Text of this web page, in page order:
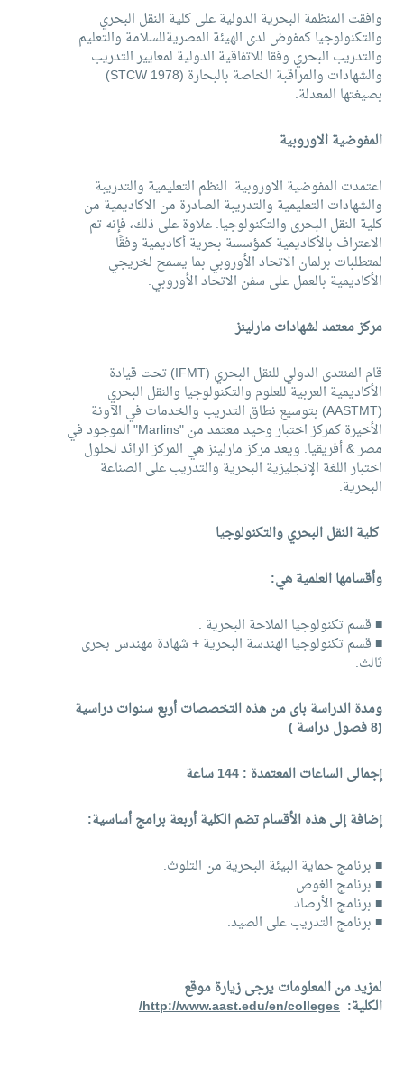
وافقت المنظمة البحرية الدولية على كلية النقل البحري
والتكنولوجيا كمفوض لدى الهيئة المصريةللسلامة والتعليم
والتدريب البحري وفقا للاتفاقية الدولية لمعايير التدريب
والشهادات والمراقبة الخاصة بالبحارة (STCW 1978)
بصيغتها المعدلة.
المفوضية الاوروبية
اعتمدت المفوضية الاوروبية النظم التعليمية والتدريبة
والشهادات التعليمية والتدريبة الصادرة من الاكاديمية من
كلية النقل البحرى والتكنولوجيا. علاوة على ذلك، فإنه تم
الاعتراف بالأكاديمية كمؤسسة بحرية أكاديمية وفقًا
لمتطلبات برلمان الاتحاد الأوروبي بما يسمح لخريجي
الأكاديمية بالعمل على سفن الاتحاد الأوروبي.
مركز معتمد لشهادات مارلينز
قام المنتدى الدولي للنقل البحري (IFMT) تحت قيادة
الأكاديمية العربية للعلوم والتكنولوجيا والنقل البحري
(AASTMT) بتوسيع نطاق التدريب والخدمات في الآونة
الأخيرة كمركز اختبار وحيد معتمد من "Marlins" الموجود في
مصر & أفريقيا. ويعد مركز مارلينز هي المركز الرائد لحلول
اختبار اللغة الإنجليزية البحرية والتدريب على الصناعة
البحرية.
كلية النقل البحري والتكنولوجيا
وأقسامها العلمية هي:
■ قسم تكنولوجيا الملاحة البحرية .
■ قسم تكنولوجيا الهندسة البحرية + شهادة مهندس بحرى
ثالث.
ومدة الدراسة باى من هذه التخصصات أربع سنوات دراسية
(8 فصول دراسة )
إجمالى الساعات المعتمدة : 144 ساعة
إضافة إلى هذه الأقسام تضم الكلية أربعة برامج أساسية:
■ برنامج حماية البيئة البحرية من التلوث.
■ برنامج الغوص.
■ برنامج الأرصاد.
■ برنامج التدريب على الصيد.
لمزيد من المعلومات يرجى زيارة موقع
الكلية: http://www.aast.edu/en/colleges/